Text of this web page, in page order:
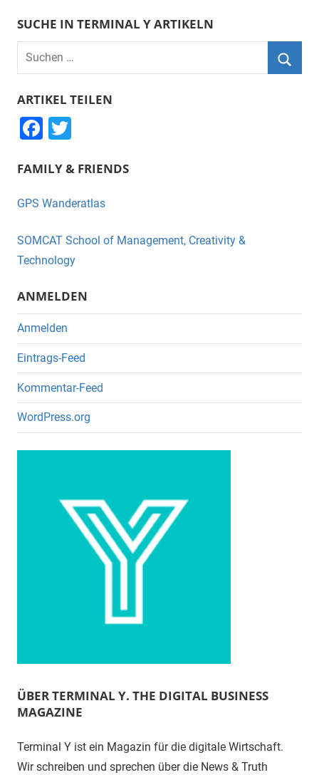
SUCHE IN TERMINAL Y ARTIKELN
Suchen
nach:
ARTIKEL TEILEN
F
c
e
o
o
k
tt
er
FAMILY & FRIENDS
GPS Wanderatlas
SOMCAT School of Management, Creativity &
Technology
ANMELDEN
Anmelden
Eintrags-Feed
Kommentar-Feed
WordPress.org
ÜBER TERMINAL Y. THE DIGITAL BUSINESS
MAGAZINE
Terminal Y ist ein Magazin für die digitale Wirtschaft.
Wir schreiben und sprechen über die News & Truth